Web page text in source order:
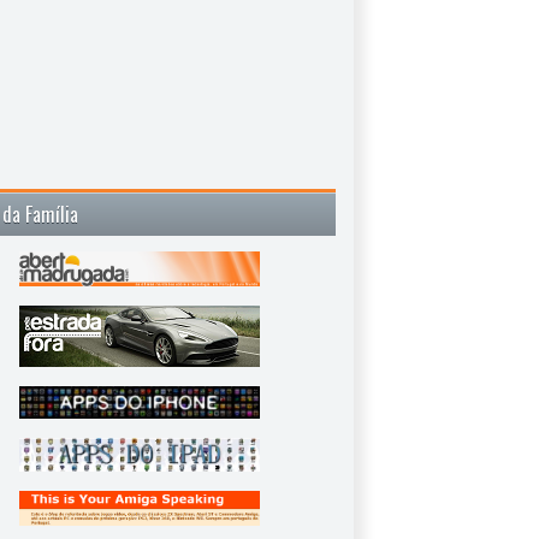
Família